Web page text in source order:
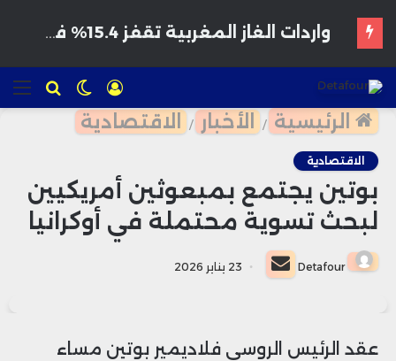
للبحث الوضع
المظلم
تسجيل
الدخول
الرئيسية / الأخبار / الاقتصادية
الاقتصادية
بوتين يجتمع بمبعوثين أمريكيين
لبحث تسوية محتملة في أوكرانيا
Detafour
أرسل
بريدا
23 يناير 2026
عقد الرئيس الروسي فلاديمير بوتين مساء